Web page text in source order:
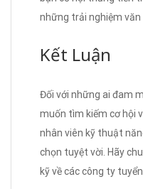
những trải nghiệm văn
Kết Luận
Đối với những ai đam
muốn tìm kiếm cơ hội
nhân viên kỹ thuật
chọn tuyệt vời. Hãy
kỹ về các công ty